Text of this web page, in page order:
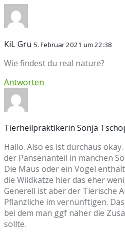
KiL Gru 5. Februar 2021 um 22:38
Wie findest du real nature?
Antworten
Tierheilpraktikerin Sonja
Hallo. Also es ist durchaus
der Pansenanteil in manchen
Die Maus oder ein Vogel
die Wildkatze hier das eher
Generell ist aber der Tierische
Pflanzliche im vernünftigen.
bei dem man ggf näher die
sollte.